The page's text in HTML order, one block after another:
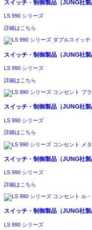
スイッチ・制御製品（JUNG社製
LS 990 シリーズ
詳細はこちら
スイッチ・制御製品（JUNG社製
LS 990 シリーズ
詳細はこちら
スイッチ・制御製品（JUNG社製
LS 990 シリーズ
詳細はこちら
スイッチ・制御製品（JUNG社製
LS 990 シリーズ
詳細はこちら
スイッチ・制御製品（JUNG社製
LS 990 シリーズ